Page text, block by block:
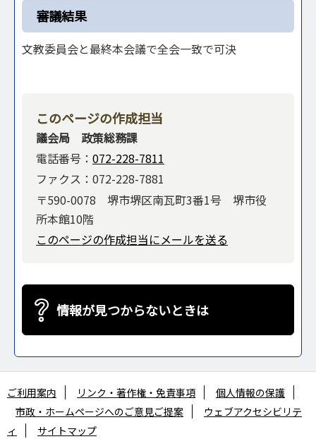
審議結果
文教委員会と最終本会議で全会一致で可決
このページの作成担当
議会局 政策総務課
電話番号： 072-228-7811
ファクス：072-228-7881
〒590-0078 堺市堺区南瓦町3番1号 堺市役
所本館10階
このページの作成担当にメールを送る
情報が見つからないときは
ご利用案内 リンク・著作権・免責事項
個人情報の保護
市政・ホームページへのご意見ご提案
ウェブアクセシビリテ
ィ
サイトマップ